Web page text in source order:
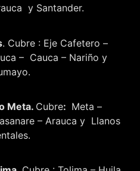
y Santander.
. Cubre : Eje Cafetero –
– Cauca – Nariño y
Meta. Cubre: Meta –
– Arauca y Llanos